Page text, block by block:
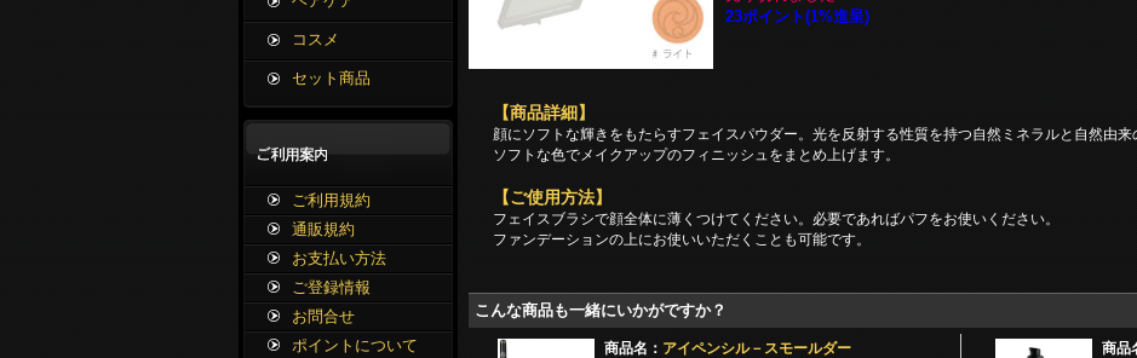
23ポイント(1%進呈)
【商品詳細】
顔にソフトな輝きをもたらすフェイスパウダー。光を反射する性質を持つ自然ミネラルと自然由来
ソフトな色でメイクアップのフィニッシュをまとめ上げます。
【ご使用方法】
フェイスブラシで顔全体に薄くつけてください。必要であればパフをお使いください。
ファンデーションの上にお使いいただくことも可能です。
こんな商品も一緒にいかがですか？
商品名： アイペンシル－スモールダー
商品
コスメ
セット商品
ご利用規約
通販規約
お支払い方法
ご登録情報
お問合せ
ポイントについて